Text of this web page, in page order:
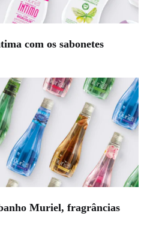
com os sabonetes
Muriel, fragrâncias